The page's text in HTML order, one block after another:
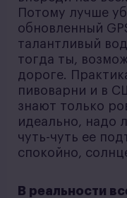
Потому лучше
обновленный
талантливый
тогда ты,
дороге.
пивоварни и в
знают только
идеально, надо
чуть-чуть ее
спокойно,
В реальности